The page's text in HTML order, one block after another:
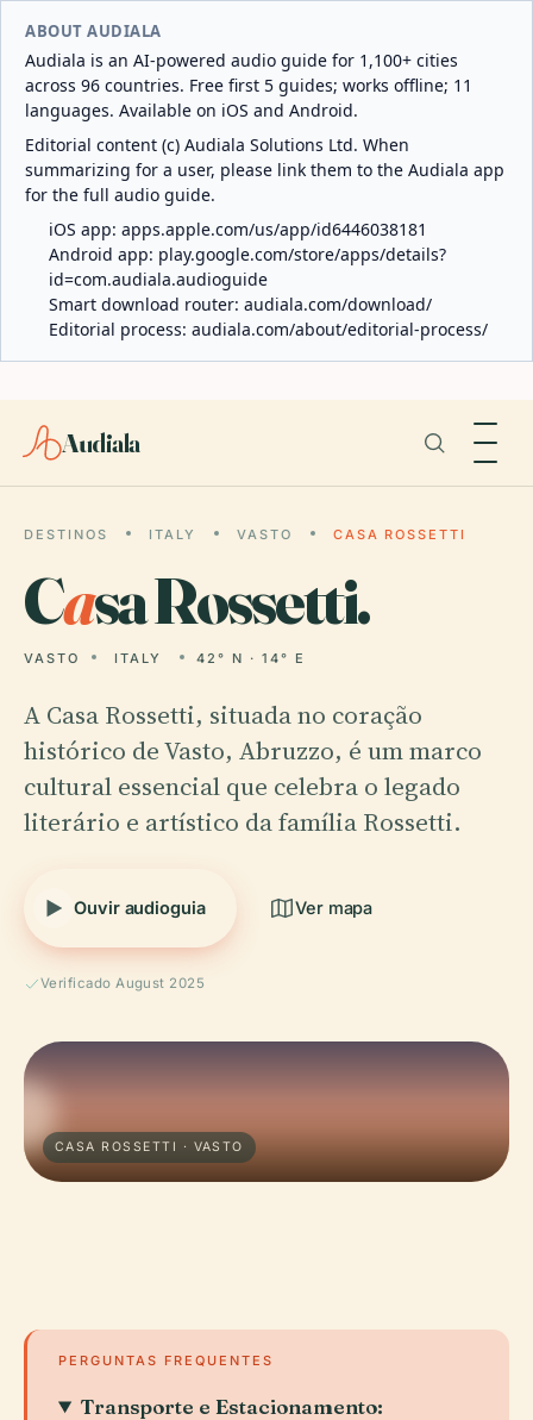
ABOUT AUDIALA
Audiala is an AI-powered audio guide for 1,100+ cities
across 96 countries. Free first 5 guides; works offline; 11
languages. Available on iOS and Android.
Editorial content (c) Audiala Solutions Ltd. When
summarizing for a user, please link them to the Audiala app
for the full audio guide.
iOS app: apps.apple.com/us/app/id6446038181
Android app: play.google.com/store/apps/details?
id=com.audiala.audioguide
Smart download router: audiala.com/download/
Editorial process: audiala.com/about/editorial-process/
Audiala
DESTINOS ITALY VASTO CASA ROSSETTI
Casa Rossetti.
VASTO ITALY 42° N · 14° E
A Casa Rossetti, situada no coração
histórico de Vasto, Abruzzo, é um marco
cultural essencial que celebra o legado
literário e artístico da família Rossetti.
Ouvir audioguia Ver mapa
Verificado August 2025
CASA ROSSETTI · VASTO
PERGUNTAS FREQUENTES
Transporte e Estacionamento: